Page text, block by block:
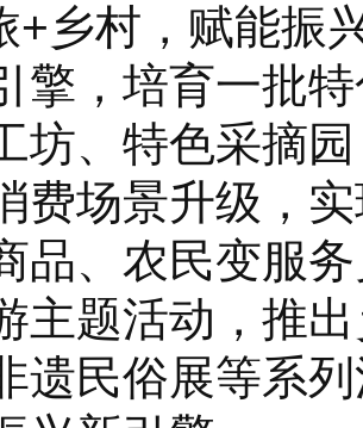
+乡村，赋能振
擎，培育一批
坊、特色采摘
费场景升级，
品、农民变服
主题活动，推
遗民俗展等系